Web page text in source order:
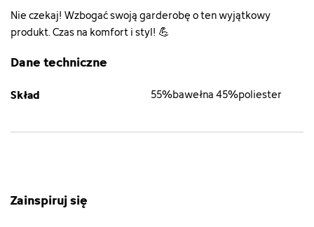
Nie czekaj! Wzbogać swoją garderobę o ten wyjątkowy
produkt. Czas na komfort i styl! 💪
Dane techniczne
Skład 55%bawełna 45%poliester
Zainspiruj się